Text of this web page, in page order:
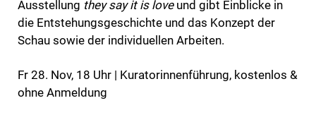
Ausstellung they say it is loveund gibt Einblicke in
die Entstehungsgeschichte und das Konzept der
Schau sowie der individuellen Arbeiten.
Fr 28. Nov, 18 Uhr | Kuratorinnenführung, kostenlos &
ohne Anmeldung